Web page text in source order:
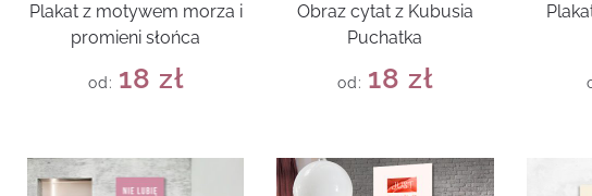
Plakat z motywem morza i
promieni słońca
od: 18 zł
Obraz cytat z Kubusia
Puchatka
od: 18 zł